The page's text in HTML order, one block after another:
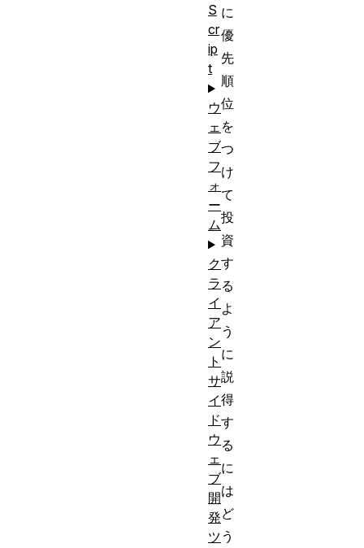
に
優
先
順
位
を
つ
け
て
投
資
す
る
よ
う
に
説
得
す
る
に
は
ど
う
S
cr
ip
t
ウ
ェ
ブ
フ
ォ
ー
ム
ク
ラ
イ
ア
ン
ト
サ
イ
ド
ウ
ェ
ブ
開
発
ツ